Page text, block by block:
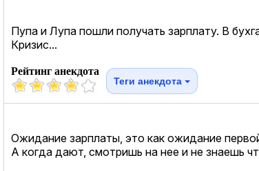
Пупа и Лупа пошли получать зарплату. В
Кризис...
Рейтинг анекдота
Теги анекдота
Ожидание зарплаты, это как ожидание
А когда дают, смотришь на нее и не знаешь